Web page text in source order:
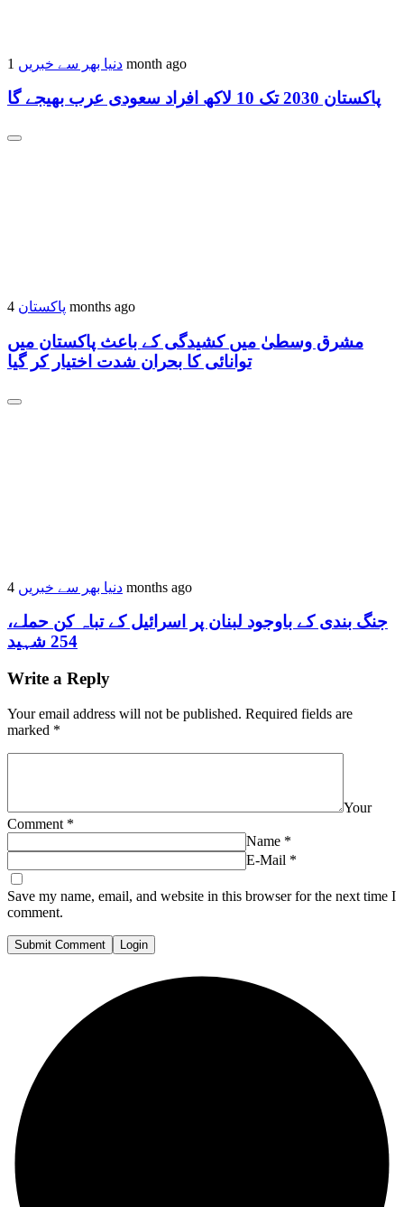
دنیا بھر سے خبریں 1 month ago
پاکستان 2030 تک 10 لاکھ افراد سعودی عرب بھیجے گا
پاکستان 4 months ago
مشرق وسطیٰ میں کشیدگی کے باعث پاکستان میں
توانائی کا بحران شدت اختیار کر گیا
دنیا بھر سے خبریں 4 months ago
جنگ بندی کے باوجود لبنان پر اسرائیل کے تباہ کن حملے،
254 شہید
Write a Reply
Your email address will not be published. Required fields are
marked *
Your
Comment *
Name *
E-Mail *
Save my name, email, and website in this browser for the next time I
comment.
Submit Comment Login